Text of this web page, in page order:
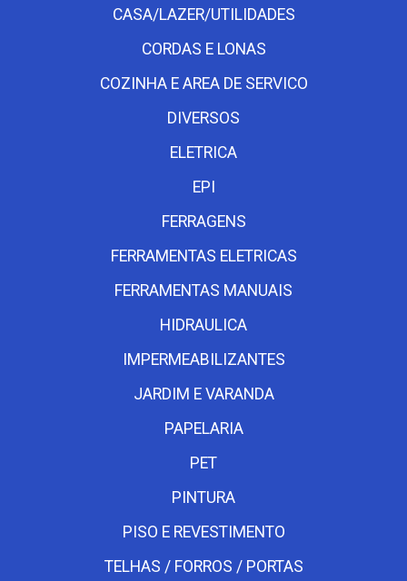
CASA/LAZER/UTILIDADES
CORDAS E LONAS
COZINHA E AREA DE SERVICO
DIVERSOS
ELETRICA
EPI
FERRAGENS
FERRAMENTAS ELETRICAS
FERRAMENTAS MANUAIS
HIDRAULICA
IMPERMEABILIZANTES
JARDIM E VARANDA
PAPELARIA
PET
PINTURA
PISO E REVESTIMENTO
TELHAS / FORROS / PORTAS